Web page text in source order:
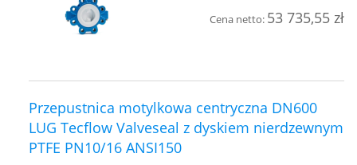
Cena netto: 53 735,55 zł
Przepustnica motylkowa centryczna DN600
LUG Tecflow Valveseal z dyskiem nierdzewnym
PTFE PN10/16 ANSI150